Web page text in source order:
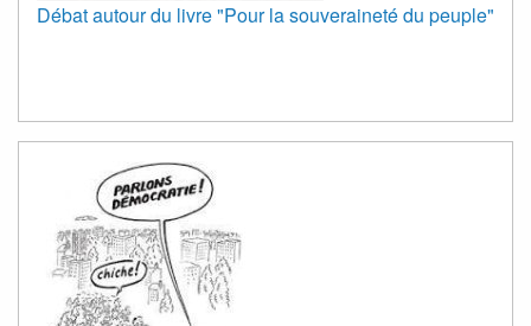
Débat autour du livre "Pour la souveraineté du peuple"